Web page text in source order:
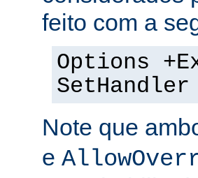
feito com a
Options
Note que
e